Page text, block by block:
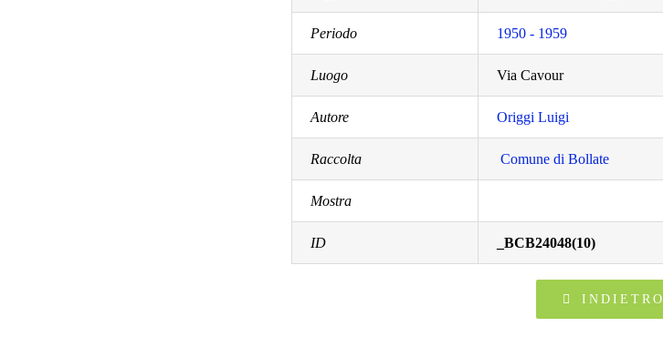
Periodo 1950 - 1959
Luogo Via Cavour
Autore Origgi Luigi
Raccolta Comune di Bollate
Mostra
ID _BCB24048(10)
INDIETRO